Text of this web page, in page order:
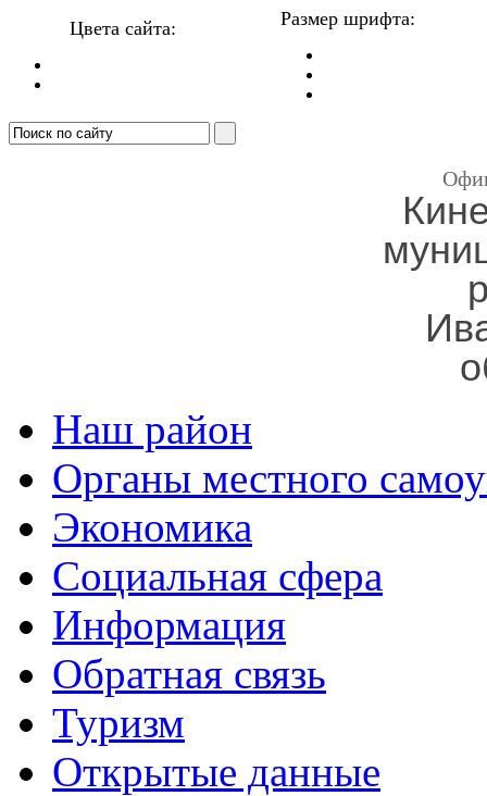
Цвета сайта: Размер шрифта:
Наш район
Органы местного
Экономика
Социальная сфера
Информация
Обратная связь
Туризм
Открытые данные